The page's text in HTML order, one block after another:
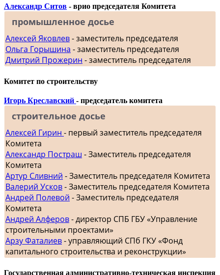
Александр Ситов - врио председателя Комитета
промышленное досье
Алексей Яковлев- заместитель председателя
Ольга Горышина - заместитель председателя
Дмитрий Прожерин - заместитель председателя
Комитет по строительству
Игорь Креславский - председатель комитета
строительное досье
Алексей Гирин - первый заместитель председателя
Комитета
Александр Постраш - Заместитель председателя
Комитета
Артур Сливний - Заместитель председателя Комитета
Валерий Усков- Заместитель председателя Комитета
Андрей Полевой - Заместитель председателя
Комитета
Андрей Алферов- директор СПБ ГБУ «Управление
строительными проектами»
Арзу Фаталиев- управляющий СПб ГКУ «Фонд
капитального строительства и реконструкции»
Государственная административно-техническая инспекция